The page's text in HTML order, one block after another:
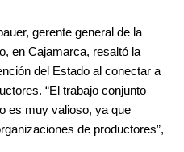
gerente general de la
en Cajamarca, resaltó la
del Estado al conectar a
“El trabajo conjunto
es muy valioso, ya que
de productores”,